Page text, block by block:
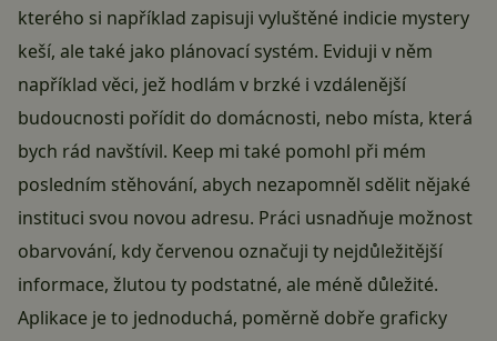
kterého si například zapisuji vyluštěné indicie mystery
keší, ale také jako plánovací systém. Eviduji v něm
například věci, jež hodlám v brzké i vzdálenější
budoucnosti pořídit do domácnosti, nebo místa, která
bych rád navštívil. Keep mi také pomohl při mém
posledním stěhování, abych nezapomněl sdělit nějaké
instituci svou novou adresu. Práci usnadňuje možnost
obarvování, kdy červenou označuji ty nejdůležitější
informace, žlutou ty podstatné, ale méně důležité.
Aplikace je to jednoduchá, poměrně dobře graficky